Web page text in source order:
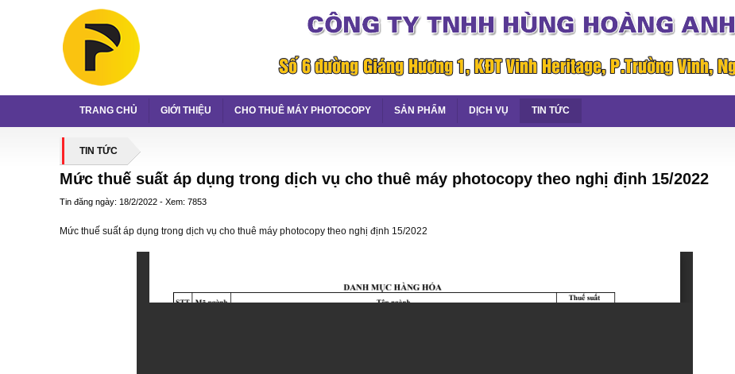
TRANG CHỦ GIỚI THIỆU CHO THUÊ MÁY PHOTOCOPY SẢN PHẨM DỊCH VỤ TIN TỨC
TIN TỨC
Mức thuế suất áp dụng trong dịch vụ cho thuê máy photocopy theo nghị định 15/2022
Tin đăng ngày: 18/2/2022 - Xem: 7853
Mức thuế suất áp dụng trong dịch vụ cho thuê máy photocopy theo nghị định 15/2022